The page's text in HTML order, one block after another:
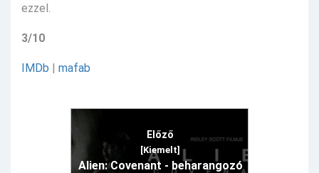
ezzel.
3/10
IMDb | mafab
Előző
[Kiemelt]
Alien: Covenant - beharangozó